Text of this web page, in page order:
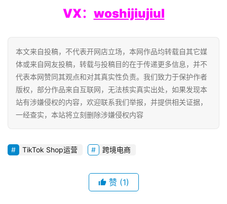
VX： woshijiujiul
本文来自投稿，不代表开网店立场，本网作品均转载自其它媒
体或来自网友投稿，转载与投稿目的在于传递更多信息，并不
代表本网赞同其观点和对其真实性负责。我们致力于保护作者
版权，部分作品来自互联网，无法核实真实出处，如果发现本
站有涉嫌侵权的内容，欢迎联系我们举报，并提供相关证据，
一经查实，本站将立刻删除涉嫌侵权内容
TikTok Shop运营 跨境电商
赞 (1)